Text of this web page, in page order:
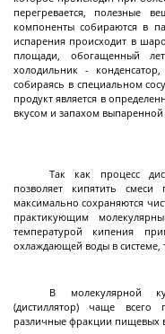
Центрифуги с
корпусом
Центрифуги
съёмом осадка
Центрифуги с
Центрифуги с
Центрифуги
Центрифуги
Центрифуги
Центрифуги
Центрифуги
Трубчатые
Декантерная
твёрдых частиц
перегревается, полезные
компоненты собираются в
испарения происходит в
площади, обогащенный
холодильник -
собираясь в специальном
продукт является в
вкусом и запахом
Так как процесс
позволяет кипятить
максимально сохраняются
практикующим
температурой кипения
охлаждающей воды в системе,
В молекулярной
(дистиллятор) чаще всего
различные фракции пищевых